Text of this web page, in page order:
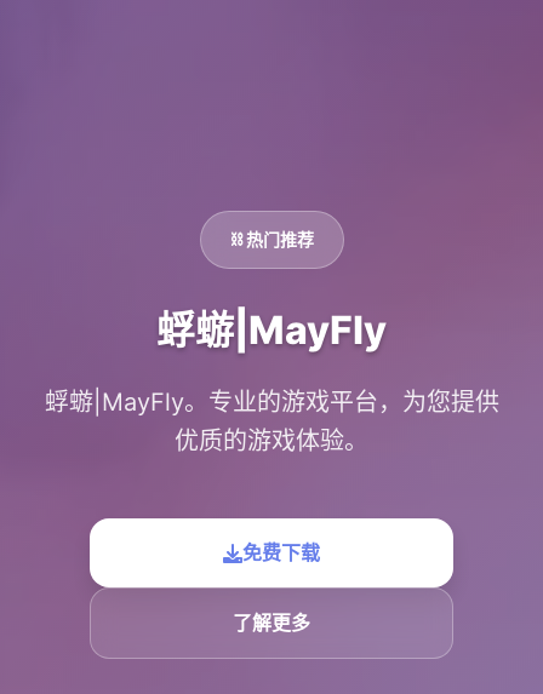
⛓️ 热门推荐
蜉蝣|MayFly
蜉蝣|MayFly。专业的游戏平台，为您提供
优质的游戏体验。
免费下载
了解更多